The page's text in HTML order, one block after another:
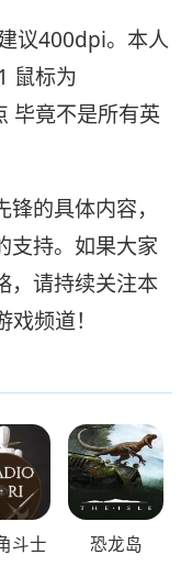
议400dpi。本人
鼠标为
毕竟不是所有英
的具体内容，
支持。如果大家
，请持续关注本
频道！
斗士 恐龙岛